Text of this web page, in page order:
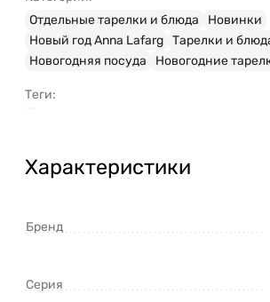
Отдельные тарелки и блюда
Новинки
Новый год Anna Lafarg Тарелки и
Новогодняя посуда
Новогодние
Теги:
Характеристики
Бренд
Серия